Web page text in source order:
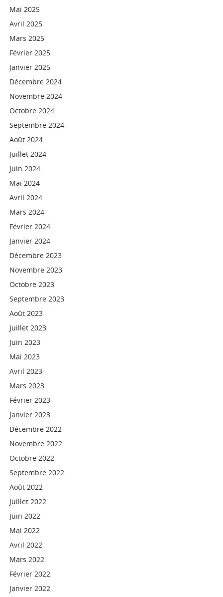
Mai 2025
Avril 2025
Mars 2025
Février 2025
Janvier 2025
Décembre 2024
Novembre 2024
Octobre 2024
Septembre 2024
Août 2024
Juillet 2024
Juin 2024
Mai 2024
Avril 2024
Mars 2024
Février 2024
Janvier 2024
Décembre 2023
Novembre 2023
Octobre 2023
Septembre 2023
Août 2023
Juillet 2023
Juin 2023
Mai 2023
Avril 2023
Mars 2023
Février 2023
Janvier 2023
Décembre 2022
Novembre 2022
Octobre 2022
Septembre 2022
Août 2022
Juillet 2022
Juin 2022
Mai 2022
Avril 2022
Mars 2022
Février 2022
Janvier 2022